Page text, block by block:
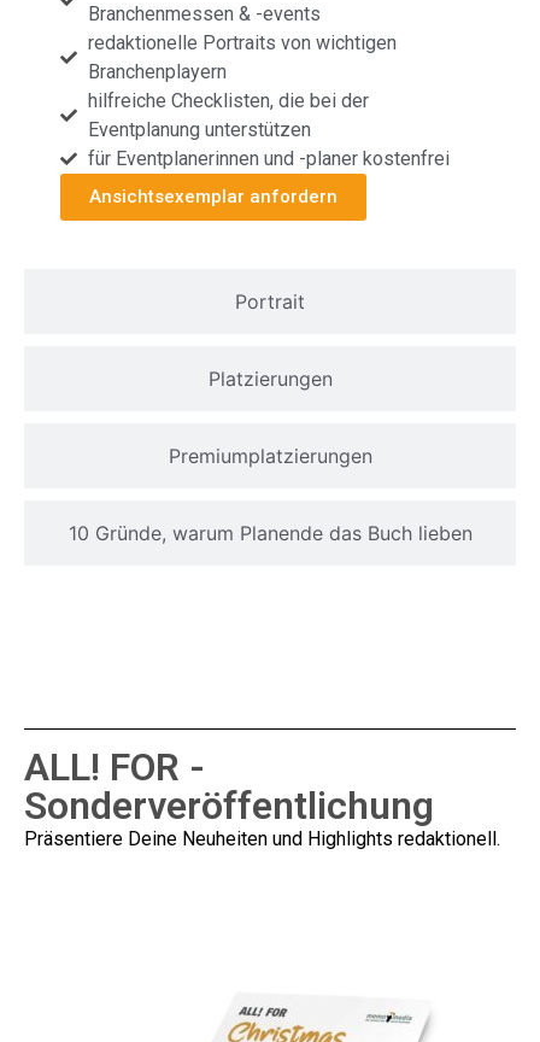
Branchenmessen & -events
redaktionelle Portraits von wichtigen
Branchenplayern
hilfreiche Checklisten, die bei der
Eventplanung unterstützen
für Eventplanerinnen und -planer kostenfrei
Ansichtsexemplar anfordern
Portrait
Platzierungen
Premiumplatzierungen
10 Gründe, warum Planende das Buch lieben
ALL! FOR -
Sonderveröffentlichung
Präsentiere Deine Neuheiten und Highlights redaktionell.